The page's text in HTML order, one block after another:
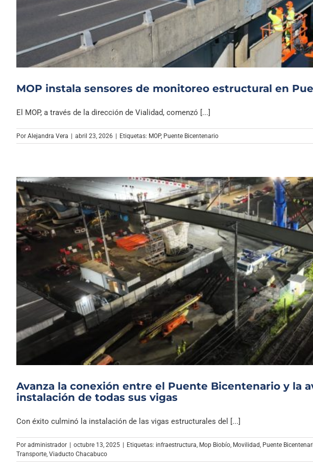
MOP instala sensores de monitoreo estructural en
El MOP, a través de la dirección de Vialidad, comenzó [...]
Por Alejandra Vera abril 23, 2026 Etiquetas: MOP, Puente Bicentenario
Avanza la conexión entre el Puente Bicentenario y la
instalación de todas sus vigas
Con éxito culminó la instalación de las vigas estructurales del [...]
Por administrador octubre 13, 2025 Etiquetas: infraestructura, Mop Biobío, Movilidad, Puente
Transporte, Viaducto Chacabuco